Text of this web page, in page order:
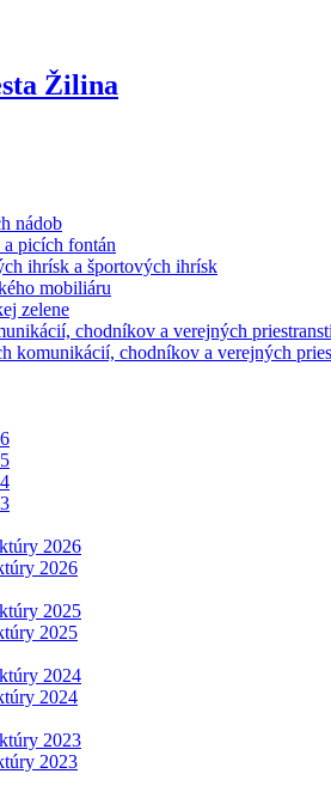
nádob
a picích fontán
ihrísk a športových ihrísk
mobiliáru
zelene
chodníkov a verejných
komunikácií, chodníkov a verejných
2026
2026
2025
2025
2024
2024
2023
2023